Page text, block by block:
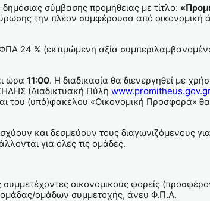
σύμβασης προμήθειας με τίτλο:
την πλέον συμφέρουσα από οικονομική
24 % (εκτιμώμενη αξία
ώρα 11:00. Η διαδικασία θα διενεργηθεί με
(Διαδικτυακή Πύλη
του (υπό)φακέλου «Οικονομική Προσφορά» θα
και δεσμεύουν τους διαγωνιζόμενους
για όλες τις ομάδες.
οικονομικούς φορείς
ομάδας/ομάδων συμμετοχής, άνευ Φ.Π.Α.